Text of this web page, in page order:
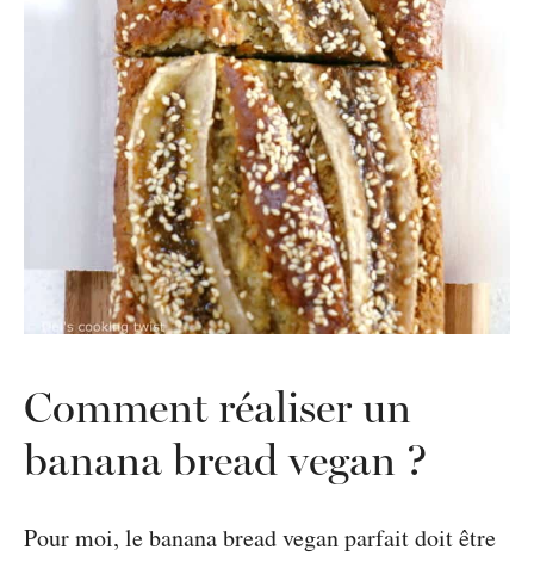
Comment réaliser un
banana bread vegan ?
Pour moi, le banana bread vegan parfait doit être